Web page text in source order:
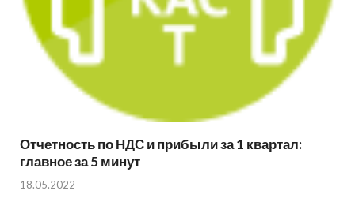
Отчетность по НДС и прибыли за 1 квартал:
главное за 5 минут
18.05.2022